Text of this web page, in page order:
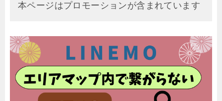
本ページはプロモーションが含まれています